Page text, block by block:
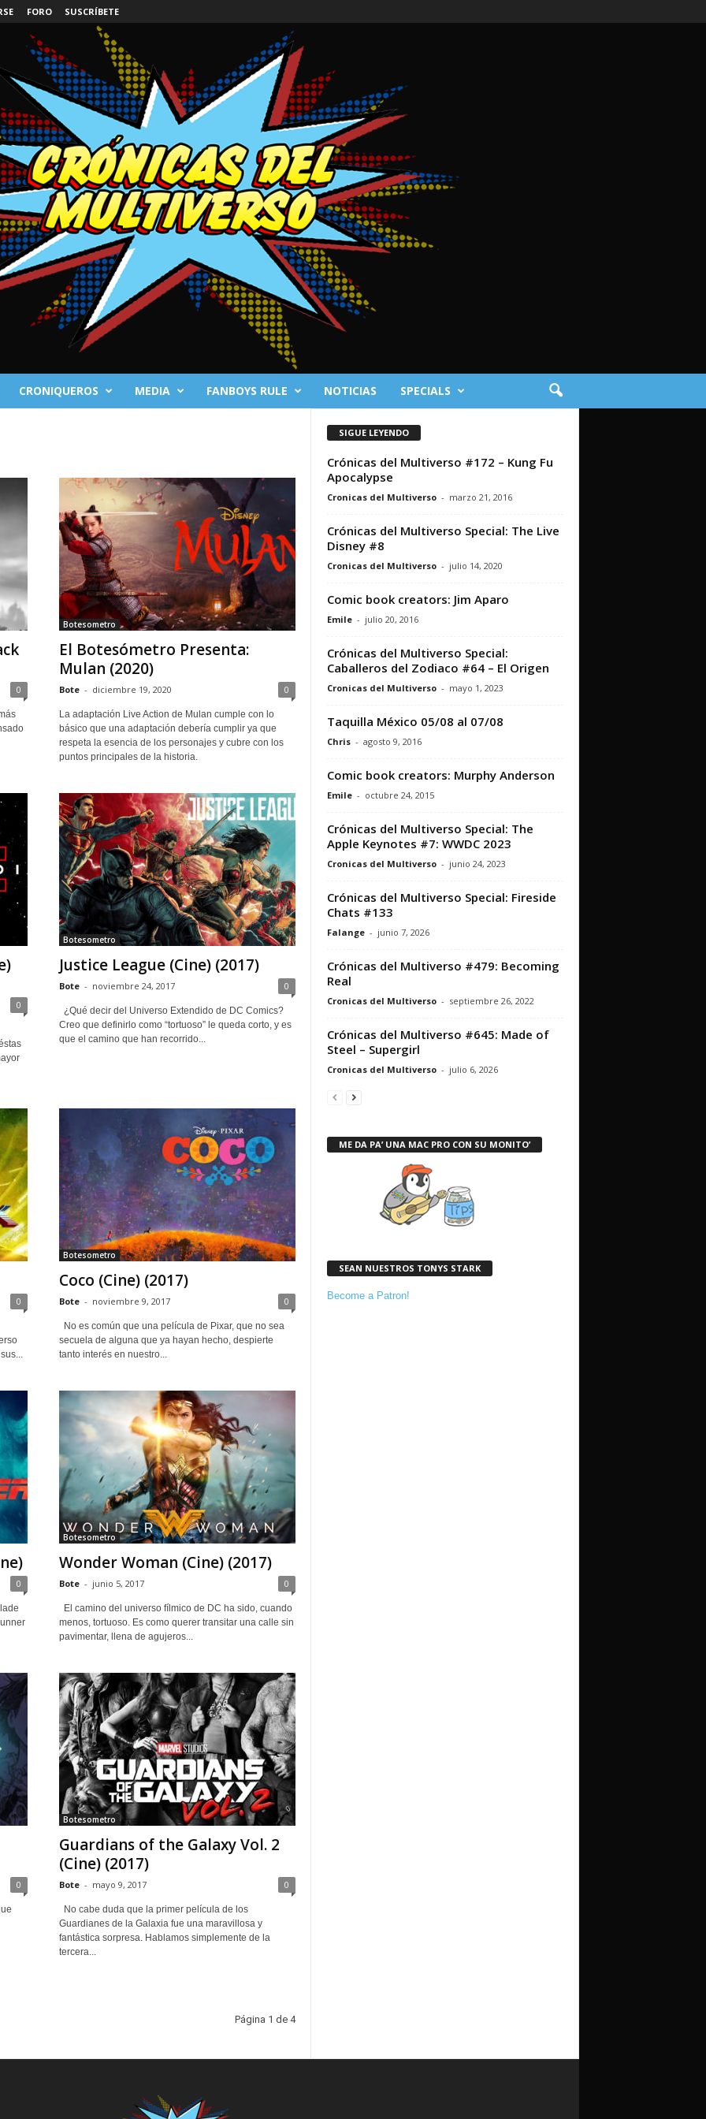
FORO SUSCRÍBETE
CRONIQUEROS MEDIA FANBOYS RULE NOTICIAS SPECIALS
0
Botesometro
El Botesómetro Presenta:
Mulan (2020)
Bote - diciembre 19, 2020 0
La adaptación Live Action de Mulan cumple con lo
básico que una adaptación debería cumplir ya que
respeta la esencia de los personajes y cubre con los
puntos principales de la historia.
0
Botesometro
Justice League (Cine) (2017)
Bote - noviembre 24, 2017 0
¿Qué decir del Universo Extendido de DC Comics?
Creo que definirlo como “tortuoso” le queda corto, y es
que el camino que han recorrido...
0
Botesometro
Coco (Cine) (2017)
Bote - noviembre 9, 2017 0
No es común que una película de Pixar, que no sea
secuela de alguna que ya hayan hecho, despierte
tanto interés en nuestro...
0
Botesometro
Wonder Woman (Cine) (2017)
Bote - junio 5, 2017 0
El camino del universo fílmico de DC ha sido, cuando
menos, tortuoso. Es como querer transitar una calle sin
pavimentar, llena de agujeros...
0
Botesometro
Guardians of the Galaxy Vol. 2
(Cine) (2017)
Bote - mayo 9, 2017 0
No cabe duda que la primer película de los
Guardianes de la Galaxia fue una maravillosa y
fantástica sorpresa. Hablamos simplemente de la
tercera...
Página 1 de 4
SIGUE LEYENDO
Crónicas del Multiverso #172 – Kung Fu
Apocalypse
Cronicas del Multiverso - marzo 21, 2016
Crónicas del Multiverso Special: The Live
Disney #8
Cronicas del Multiverso - julio 14, 2020
Comic book creators: Jim Aparo
Emile - julio 20, 2016
Crónicas del Multiverso Special:
Caballeros del Zodiaco #64 – El Origen
Cronicas del Multiverso - mayo 1, 2023
Taquilla México 05/08 al 07/08
Chris - agosto 9, 2016
Comic book creators: Murphy Anderson
Emile - octubre 24, 2015
Crónicas del Multiverso Special: The
Apple Keynotes #7: WWDC 2023
Cronicas del Multiverso - junio 24, 2023
Crónicas del Multiverso Special: Fireside
Chats #133
Falange - junio 7, 2026
Crónicas del Multiverso #479: Becoming
Real
Cronicas del Multiverso - septiembre 26, 2022
Crónicas del Multiverso #645: Made of
Steel – Supergirl
Cronicas del Multiverso - julio 6, 2026
ME DA PA’ UNA MAC PRO CON SU MONITO’
SEAN NUESTROS TONYS STARK
Become a Patron!